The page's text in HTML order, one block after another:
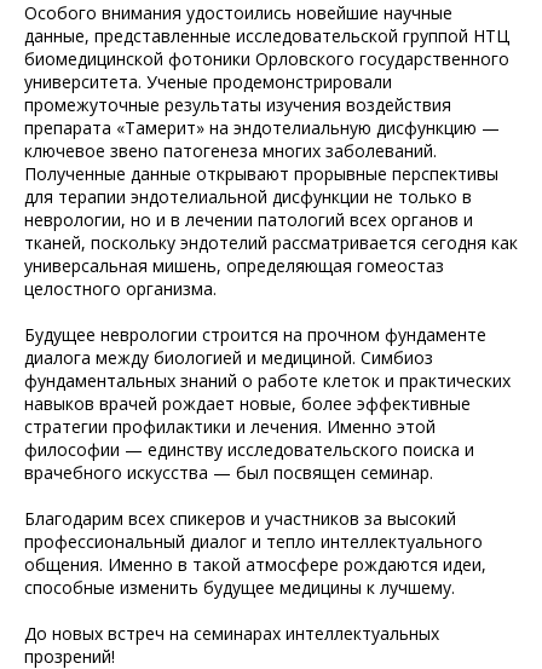
Особого внимания удостоились новейшие научные
данные, представленные исследовательской группой НТЦ
биомедицинской фотоники Орловского государственного
университета. Ученые продемонстрировали
промежуточные результаты изучения воздействия
препарата «Тамерит» на эндотелиальную дисфункцию —
ключевое звено патогенеза многих заболеваний.
Полученные данные открывают прорывные перспективы
для терапии эндотелиальной дисфункции не только в
неврологии, но и в лечении патологий всех органов и
тканей, поскольку эндотелий рассматривается сегодня как
универсальная мишень, определяющая гомеостаз
целостного организма.
Будущее неврологии строится на прочном фундаменте
диалога между биологией и медициной. Симбиоз
фундаментальных знаний о работе клеток и практических
навыков врачей рождает новые, более эффективные
стратегии профилактики и лечения. Именно этой
философии — единству исследовательского поиска и
врачебного искусства — был посвящен семинар.
Благодарим всех спикеров и участников за высокий
профессиональный диалог и тепло интеллектуального
общения. Именно в такой атмосфере рождаются идеи,
способные изменить будущее медицины к лучшему.
До новых встреч на семинарах интеллектуальных
прозрений!